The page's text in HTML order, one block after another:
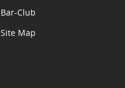
Bar-Club
Site Map